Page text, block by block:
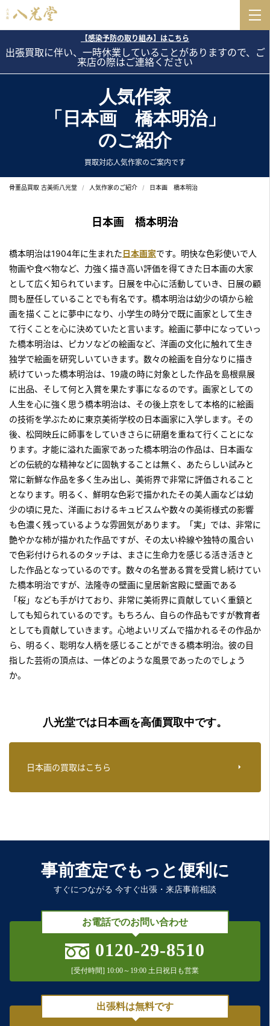
【感染予防の取り組み】はこちら
出張買取に伴い、一時休業していることがありますので、ご
来店の際はご連絡ください
人気作家
「日本画 橋本明治」
のご紹介
買取対応人気作家のご案内です
骨董品買取 古美術八光堂 人気作家のご紹介 日本画 橋本明治
日本画 橋本明治
橋本明治は1904年に生まれた日本画家です。明快な色彩使いで人
物画や食べ物など、力強く描き高い評価を得てきた日本画の大家
として広く知られています。日展を中心に活動していき、日展の顧
問も歴任していることでも有名です。橋本明治は幼少の頃から絵
画を描くことに夢中になり、小学生の時分で既に画家として生き
て行くことを心に決めていたと言います。絵画に夢中になっていっ
た橋本明治は、ピカソなどの絵画など、洋画の文化に触れて生き
独学で絵画を研究しいていきます。数々の絵画を自分なりに描き
続けていった橋本明治は、19歳の時に対象とした作品を島根県展
に出品、そして何と入賞を果たす事になるのです。画家としての
人生を心に強く思う橋本明治は、その後上京をして本格的に絵画
の技術を学ぶために東京美術学校の日本画家に入学します。その
後、松岡映丘に師事をしていきさらに研磨を重ねて行くことにな
ります。才能に溢れた画家であった橋本明治の作品は、日本画な
どの伝統的な精神などに固執することは無く、あたらしい試みと
常に新鮮な作品を多く生み出し、美術界で非常に評価されること
となります。明るく、鮮明な色彩で描かれたその美人画などは幼
少の頃に見た、洋画におけるキュビスムや数々の美術様式の影響
も色濃く残っているような雰囲気があります。「実」では、非常に
艶やかな柿が描かれた作品ですが、その太い枠線や独特の風合い
で色彩付けられるのタッチは、まさに生命力を感じる活き活きと
した作品となっているのです。数々の名誉ある賞を受賞し続けてい
た橋本明治ですが、法隆寺の壁画に皇居新宮殿に壁画である
「桜」なども手がけており、非常に美術界に貢献していく重鎮と
しても知られているのです。もちろん、自らの作品もですが教育者
としても貢献していきます。心地よいリズムで描かれるその作品か
ら、明るく、聡明な人柄を感じることができる橋本明治。彼の目
指した芸術の頂点は、一体どのような風景であったのでしょう
か。
八光堂では日本画を高価買取中です。
日本画の買取はこちら
事前査定でもっと便利に
すぐにつながる 今すぐ出張・来店事前相談
お電話でのお問い合わせ
0120-29-8510
[受付時間] 10:00～19:00 土日祝日も営業
出張料は無料です